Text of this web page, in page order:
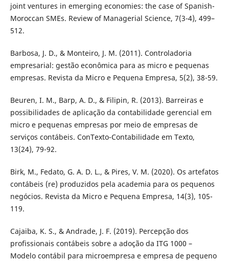
joint ventures in emerging economies: the case of Spanish-
Moroccan SMEs. Review of Managerial Science, 7(3-4), 499–
512.
Barbosa, J. D., & Monteiro, J. M. (2011). Controladoria
empresarial: gestão econômica para as micro e pequenas
empresas. Revista da Micro e Pequena Empresa, 5(2), 38-59.
Beuren, I. M., Barp, A. D., & Filipin, R. (2013). Barreiras e
possibilidades de aplicação da contabilidade gerencial em
micro e pequenas empresas por meio de empresas de
serviços contábeis. ConTexto-Contabilidade em Texto,
13(24), 79-92.
Birk, M., Fedato, G. A. D. L., & Pires, V. M. (2020). Os artefatos
contábeis (re) produzidos pela academia para os pequenos
negócios. Revista da Micro e Pequena Empresa, 14(3), 105-
119.
Cajaiba, K. S., & Andrade, J. F. (2019). Percepção dos
profissionais contábeis sobre a adoção da ITG 1000 –
Modelo contábil para microempresa e empresa de pequeno